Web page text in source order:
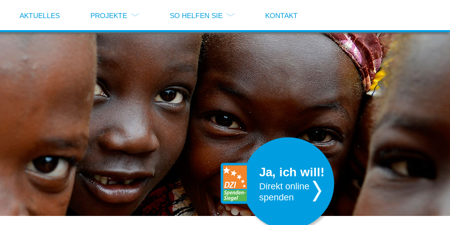
AKTUELLES PROJEKTE SO HELFEN SIE KONTAKT
Ja, ich will!
Direkt online
spenden